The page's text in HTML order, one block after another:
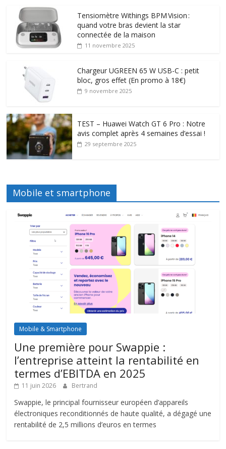
Tensiomètre Withings BPM Vision :
quand votre bras devient la star
connectée de la maison
11 novembre 2025
Chargeur UGREEN 65 W USB-C : petit
bloc, gros effet (En promo à 18€)
9 novembre 2025
TEST – Huawei Watch GT 6 Pro : Notre
avis complet après 4 semaines d’essai !
29 septembre 2025
Mobile et smartphone
Mobile & Smartphone
Une première pour Swappie :
l’entreprise atteint la rentabilité en
termes d’EBITDA en 2025
11 juin 2026 Bertrand
Swappie, le principal fournisseur européen d’appareils
électroniques reconditionnés de haute qualité, a dégagé une
rentabilité de 2,5 millions d’euros en termes